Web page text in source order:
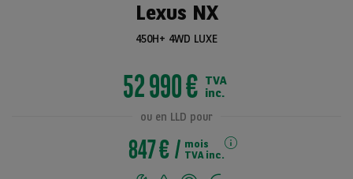
Lexus NX
450H+ 4WD LUXE
52 990 € TVA
inc.
ou en LLD pour
847 €
mois
TVA inc.